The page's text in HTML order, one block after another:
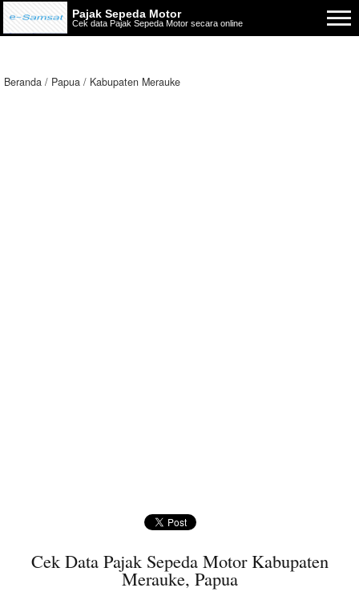
Pajak Sepeda Motor
Cek data Pajak Sepeda Motor secara online
Beranda Papua Kabupaten Merauke
Cek Data Pajak Sepeda Motor Kabupaten
Merauke, Papua